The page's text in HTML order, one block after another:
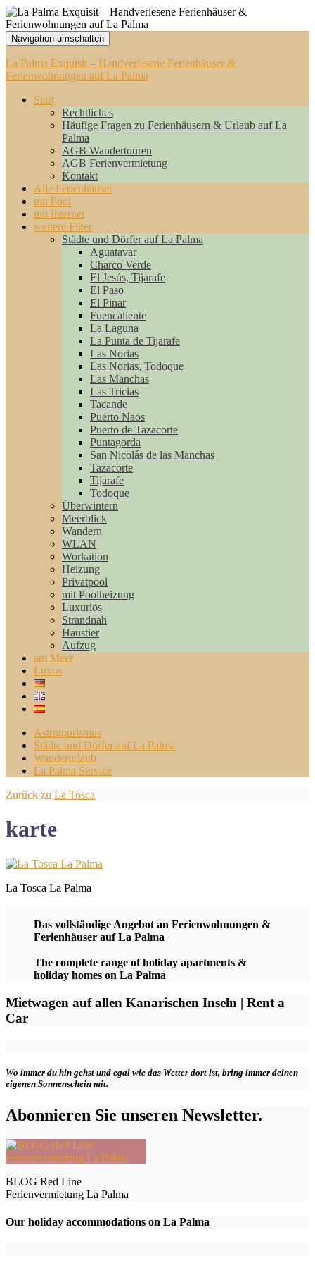
Navigation umschalten
La Palma Exquisit – Handverlesene Ferienhäuser &
Ferienwohnungen auf La Palma
Start
Rechtliches
Häufige Fragen zu Ferienhäusern & Urlaub auf La
Palma
AGB Wandertouren
AGB Ferienvermietung
Kontakt
Alle Ferienhäuser
mit Pool
mit Internet
weitere Filter
Städte und Dörfer auf La Palma
Aguatavar
Charco Verde
El Jesús, Tijarafe
El Paso
El Pinar
Fuencaliente
La Laguna
La Punta de Tijarafe
Las Norias
Las Norias, Todoque
Las Manchas
Las Tricias
Tacande
Puerto Naos
Puerto de Tazacorte
Puntagorda
San Nicolás de las Manchas
Tazacorte
Tijarafe
Todoque
Überwintern
Meerblick
Wandern
WLAN
Workation
Heizung
Privatpool
mit Poolheizung
Luxuriös
Strandnah
Haustier
Aufzug
am Meer
Luxus
Astrotourismus
Städte und Dörfer auf La Palma
Wanderurlaub
La Palma Service
Zurück zu La Tosca
karte
La Tosca La Palma
Das vollständige Angebot an Ferienwohnungen &
Ferienhäuser auf La Palma
The complete range of holiday apartments &
holiday homes on La Palma
Mietwagen auf allen Kanarischen Inseln | Rent a
Car
Wo immer du hin gehst und egal wie das Wetter dort ist, bring immer deinen
eigenen Sonnenschein mit.
Abonnieren Sie unseren Newsletter.
BLOG Red Line
Ferienvermietung La Palma
Our holiday accommodations on La Palma